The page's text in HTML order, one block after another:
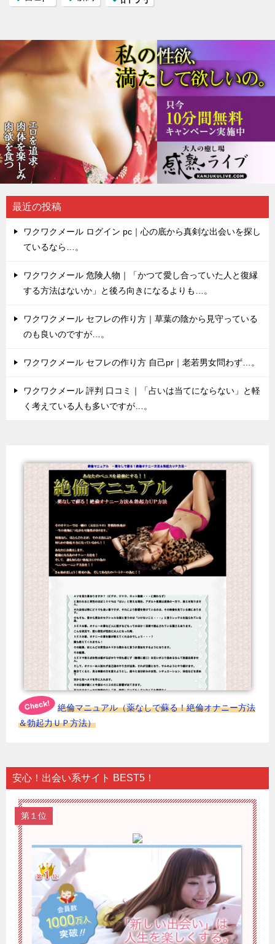
最近の投稿
ワクワクメール ログイン pc｜心の底から真剣な出会いを探し
ているなら…。
ワクワクメール 危険人物｜「かつて愛し合っていた人と復縁
する方法はないか」と後ろ向きになるよりも…。
ワクワクメール セフレの作り方｜草葉の陰から見守っている
のも良いのですが…。
ワクワクメール セフレの作り方 自己pr｜老若男女問わず…。
ワクワクメール 評判 口コミ｜「占いは当てにならない」と軽
く考えている人も多いですが…。
絶倫マニュアル（薬なしで蘇る！絶倫オナニー方法
＆勃起力ＵＰ方法）
安心！出会い系サイト BEST5！
第１位